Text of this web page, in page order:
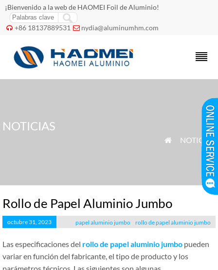
¡Bienvenido a la web de HAOMEI Foil de Aluminio!
 +86 18137889531  nydia@aluminumhm.com
NOTICIAS
 NOTICIAS
Rollo de Papel Aluminio Jumbo
octubre 31, 2023 papel aluminio jumbo rollo de papel aluminio jumbo
Las especificaciones del rollo de papel aluminio jumbo pueden
variar en función del fabricante, el tipo de producto y los